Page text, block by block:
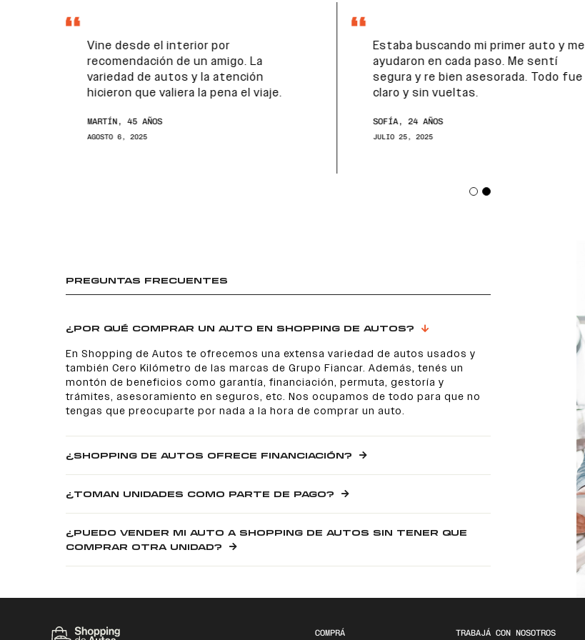
Vine desde el interior por
recomendación de un amigo. La
variedad de autos y la atención
hicieron que valiera la pena el viaje.
MARTÍN, 45 AÑOS
AGOSTO 6, 2025
Estaba buscando mi primer auto y me
ayudaron en cada paso. Me sentí
segura y re bien asesorada. Todo fue
claro y sin vueltas.
SOFÍA, 24 AÑOS
JULIO 25, 2025
PREGUNTAS FRECUENTES
¿POR QUÉ COMPRAR UN AUTO EN SHOPPING DE AUTOS?
En Shopping de Autos te ofrecemos una extensa variedad de autos usados y
también Cero Kilómetro de las marcas de Grupo Fiancar. Además, tenés un
montón de beneficios como garantía, financiación, permuta, gestoría y
trámites, asesoramiento en seguros, etc. Nos ocupamos de todo para que no
tengas que preocuparte por nada a la hora de comprar un auto.
¿SHOPPING DE AUTOS OFRECE FINANCIACIÓN?
¿TOMAN UNIDADES COMO PARTE DE PAGO?
¿PUEDO VENDER MI AUTO A SHOPPING DE AUTOS SIN TENER QUE
COMPRAR OTRA UNIDAD?
COMPRÁ TRABAJÁ CON NOSOTROS